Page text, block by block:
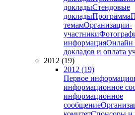
докладыСтендовые
докладыПрограмма
темамОрганизации-
участники
информацияОнлайн
докладов и оплата
2012 (19)
2012 (19)
Первое
информационное
информационное
сообщение